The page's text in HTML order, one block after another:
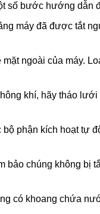
số bước hướng dẫn
máy đã được tắt
ngoài của máy.
khí, hãy tháo
phận kích hoạt tự
bảo chúng không bị
có khoang chứa